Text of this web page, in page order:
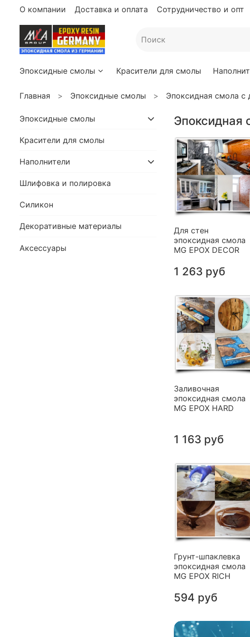
О компании Доставка и оплата Сотрудничество и опт
Эпоксидные смолы Красители для смолы
Главная Эпоксидные смолы Эпоксидная смола с
Эпоксидная
Для стен
эпоксидная смола
MG EPOX DECOR
1 263 руб
Заливочная
эпоксидная смола
MG EPOX HARD
1 163 руб
Грунт-шпаклевка
эпоксидная смола
MG EPOX RICH
594 руб
Эпоксидные смолы
Красители для смолы
Наполнители
Шлифовка и полировка
Силикон
Декоративные материалы
Аксессуары